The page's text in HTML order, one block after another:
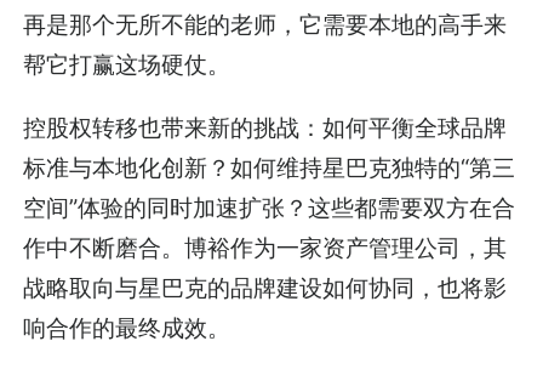
再是那个无所不能的老师，它需要本地的高手来
帮它打赢这场硬仗。
控股权转移也带来新的挑战：如何平衡全球品牌
标准与本地化创新？如何维持星巴克独特的“第三
空间”体验的同时加速扩张？这些都需要双方在合
作中不断磨合。博裕作为一家资产管理公司，其
战略取向与星巴克的品牌建设如何协同，也将影
响合作的最终成效。